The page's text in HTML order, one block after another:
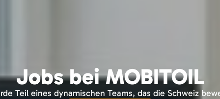
Jobs bei MOBITOIL
Teil eines dynamischen Teams, das die Schweiz